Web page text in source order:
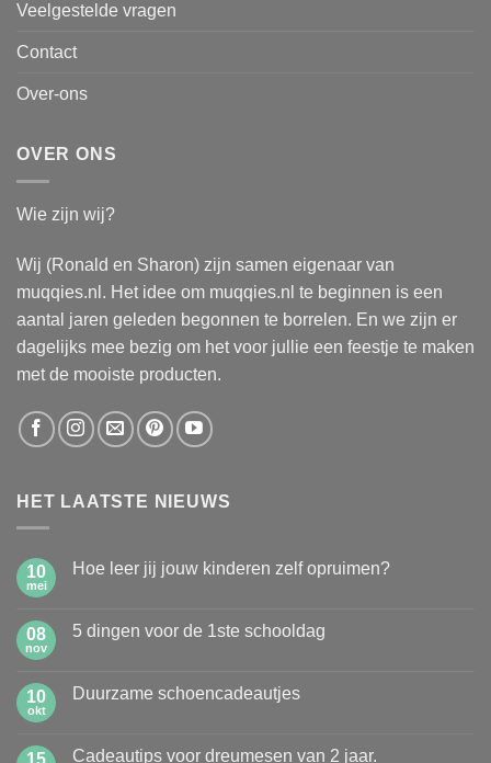
Veelgestelde vragen
Contact
Over-ons
OVER ONS
Wie zijn wij?
Wij (Ronald en Sharon) zijn samen eigenaar van
muqqies.nl. Het idee om muqqies.nl te beginnen is een
aantal jaren geleden begonnen te borrelen. En we zijn er
dagelijks mee bezig om het voor jullie een feestje te maken
met de mooiste producten.
HET LAATSTE NIEUWS
10
mei
Hoe leer jij jouw kinderen zelf opruimen?
Hoe
kinderen
08
nov
5 dingen voor de 1ste schooldag
5
1ste
10
okt
Duurzame schoencadeautjes
Duurzame
Cadeautips voor dreumesen van 2 jaar.